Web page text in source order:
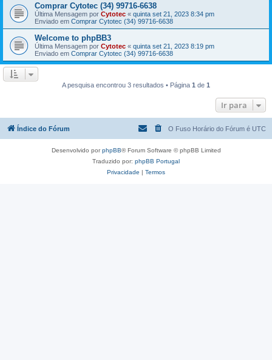
Comprar Cytotec (34) 99716-6638
Última Mensagem por Cytotec « quinta set 21, 2023 8:34 pm
Enviado em Comprar Cytotec (34) 99716-6638
Welcome to phpBB3
Última Mensagem por Cytotec « quinta set 21, 2023 8:19 pm
Enviado em Comprar Cytotec (34) 99716-6638
A pesquisa encontrou 3 resultados • Página 1 de 1
Ir para
Índice do Fórum O Fuso Horário do Fórum é UTC
Desenvolvido porphpBB® Forum Software © phpBB Limited
Traduzido por: phpBB Portugal
Privacidade | Termos